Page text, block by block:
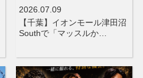
2026.07.09
【千葉】イオンモール津田沼
Southで「マッスルか…